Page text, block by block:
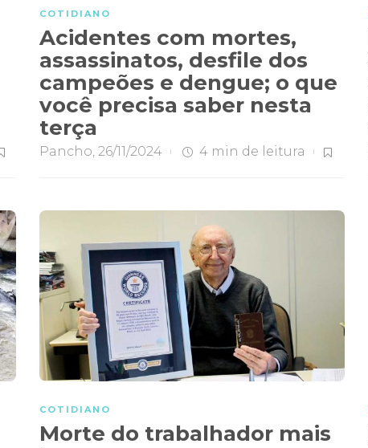
COTIDIANO
Acidentes com mortes,
assassinatos, desfile dos
campeões e dengue; o que
você precisa saber nesta
terça
Pancho, 26/11/2024 4 min de leitura
COTIDIANO
Morte do trabalhador mais